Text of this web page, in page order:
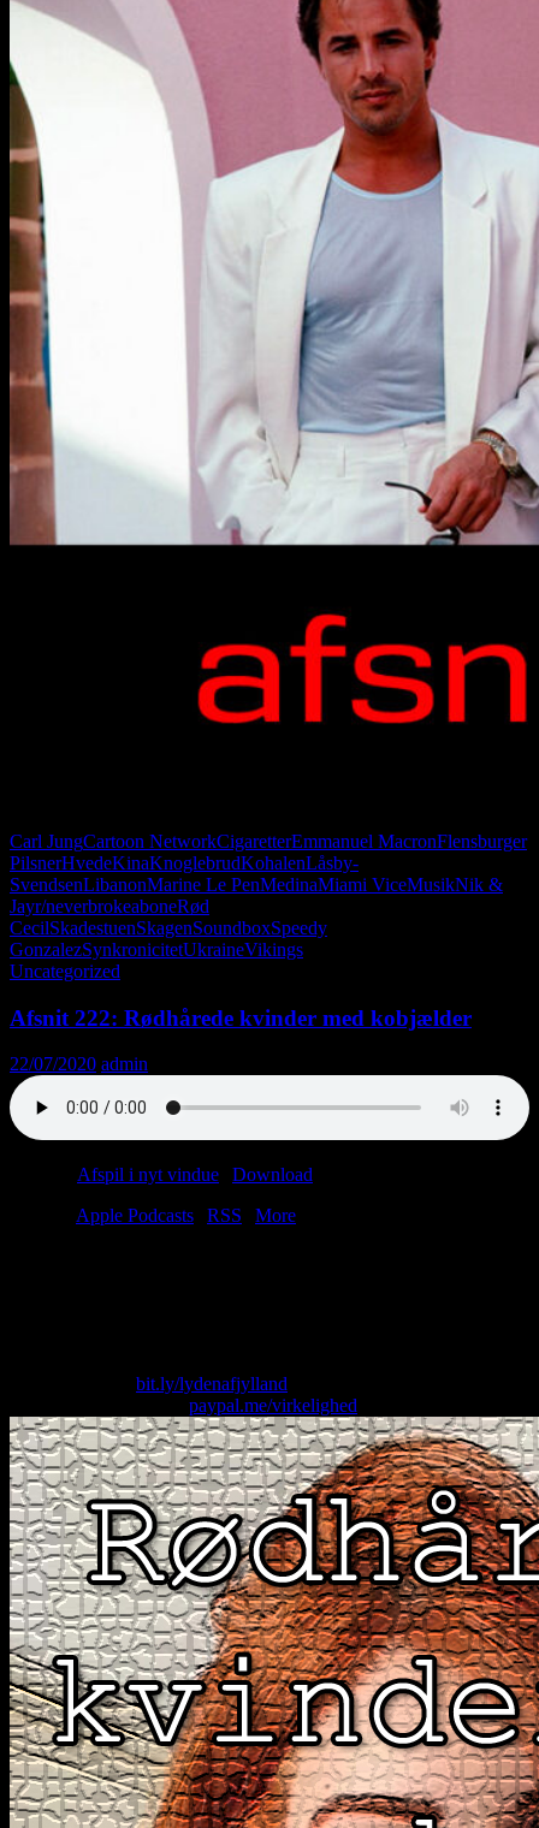
Carl JungCartoon NetworkCigaretterEmmanuel MacronFlensburger
PilsnerHvedeKinaKnoglebrudKohalenLåsby-
SvendsenLibanonMarine Le PenMedinaMiami ViceMusikNik &
Jayr/neverbrokeaboneRød
CecilSkadestuenSkagenSoundboxSpeedy
GonzalezSynkronicitetUkraineVikings
Uncategorized
Afsnit 222: Rødhårede kvinder med kobjælder
22/07/2020 admin
Afspil i nyt vindue Download
Apple Podcasts RSS
More
bit.ly/lydenafjylland
paypal.me/virkelighed